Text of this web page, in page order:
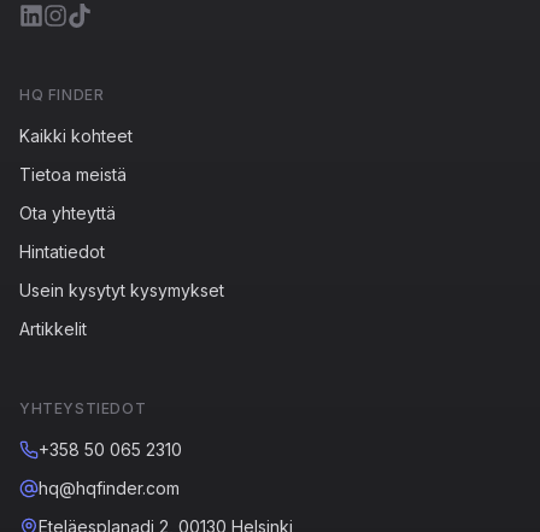
HQ FINDER
Kaikki kohteet
Tietoa meistä
Ota yhteyttä
Hintatiedot
Usein kysytyt kysymykset
Artikkelit
YHTEYSTIEDOT
+358 50 065 2310
hq@hqfinder.com
Eteläesplanadi 2, 00130 Helsinki